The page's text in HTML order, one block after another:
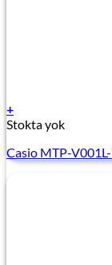
+
Stokta yok
Casio MTP-